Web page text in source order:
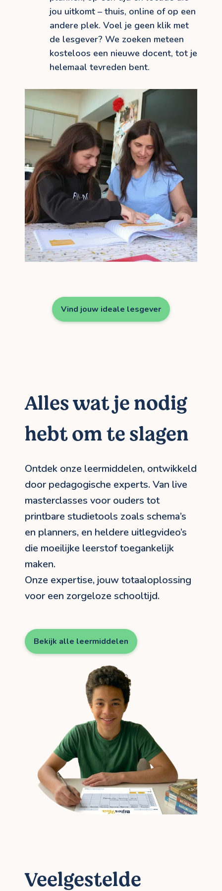
jou uitkomt – thuis, online of op een
andere plek. Voel je geen klik met
de lesgever? We zoeken meteen
kosteloos een nieuwe docent, tot je
helemaal tevreden bent.
Vind jouw ideale lesgever
Alles wat je nodig
hebt om te slagen
Ontdek onze leermiddelen, ontwikkeld
door pedagogische experts. Van live
masterclasses voor ouders tot
printbare studietools zoals schema’s
en planners, en heldere uitlegvideo’s
die moeilijke leerstof toegankelijk
maken.
Onze expertise, jouw totaaloplossing
voor een zorgeloze schooltijd.
Bekijk alle leermiddelen
Veelgestelde